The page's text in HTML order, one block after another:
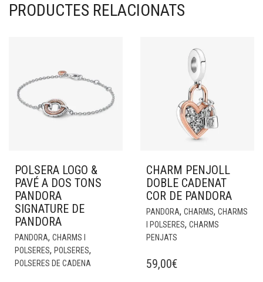
PRODUCTES RELACIONATS
POLSERA LOGO &
PAVÉ A DOS TONS
PANDORA
SIGNATURE DE
PANDORA
PANDORA, CHARMS I
POLSERES, POLSERES,
POLSERES DE CADENA
CHARM PENJOLL
DOBLE CADENAT
COR DE PANDORA
PANDORA, CHARMS, CHARMS
I POLSERES, CHARMS
PENJATS
59,00€